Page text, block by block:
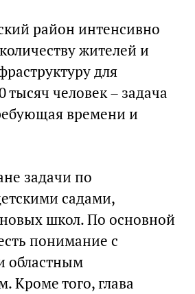
район интенсивно
жителей и
для
тысяч человек – задача
времени и
задачи по
садами,
новых школ. По основной
понимание с
областным
Кроме того, глава